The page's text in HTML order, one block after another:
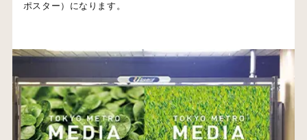
ポスター）になります。